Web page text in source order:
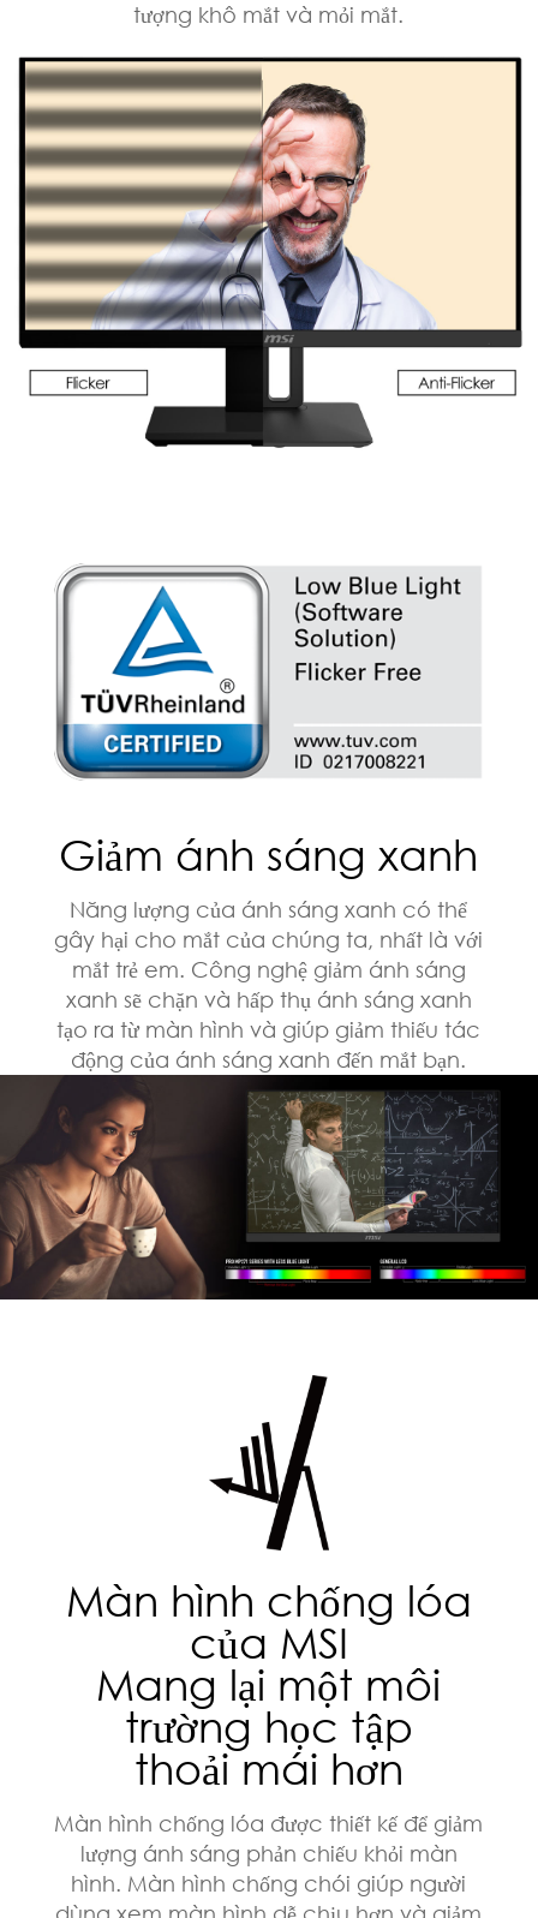
tượng khô mắt và mỏi mắt.
Giảm ánh sáng xanh
Năng lượng của ánh sáng xanh có thể
gây hại cho mắt của chúng ta, nhất là với
mắt trẻ em. Công nghệ giảm ánh sáng
xanh sẽ chặn và hấp thụ ánh sáng xanh
tạo ra từ màn hình và giúp giảm thiếu tác
động của ánh sáng xanh đến mắt bạn.
Màn hình chống lóa
của MSI
Mang lại một môi
trường học tập
thoải mái hơn
Màn hình chống lóa được thiết kế để giảm
lượng ánh sáng phản chiếu khỏi màn
hình. Màn hình chống chói giúp người